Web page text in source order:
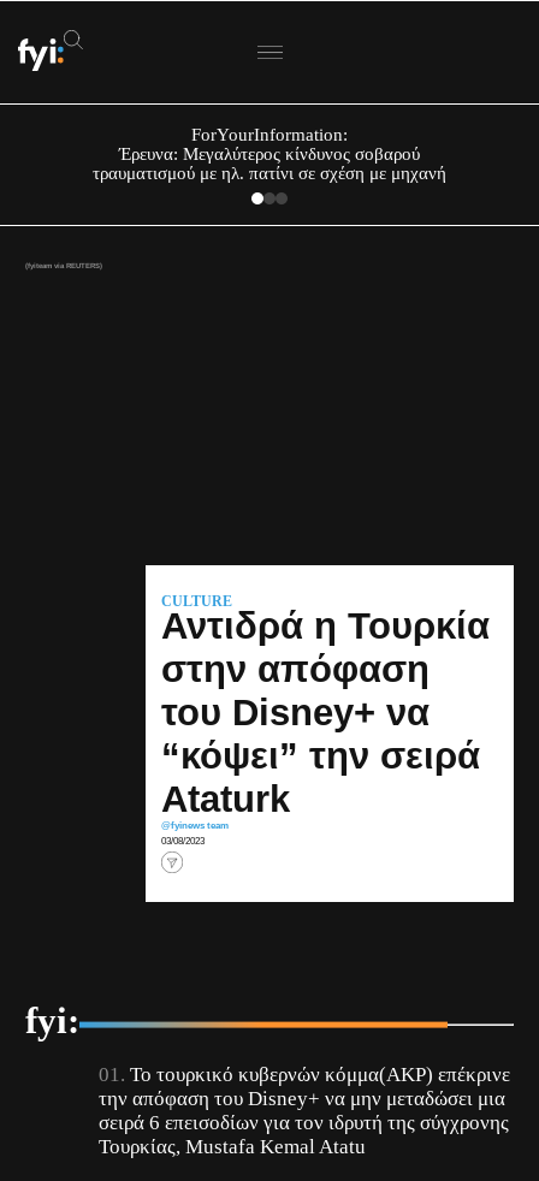
ForYourInformation:
Έρευνα: Μεγαλύτερος κίνδυνος σοβαρού
τραυματισμού με ηλ. πατίνι σε σχέση με μηχανή
(fyiteam via REUTERS)
CULTURE
Αντιδρά η Τουρκία
στην απόφαση
του Disney+ να
“κόψει” την σειρά
Ataturk
@fyinews team
03/08/2023
fyi:
Το τουρκικό κυβερνών κόμμα(AKP) επέκρινε
την απόφαση του Disney+ να μην μεταδώσει μια
σειρά 6 επεισοδίων για τον ιδρυτή της σύγχρονης
Τουρκίας, Mustafa Kemal Atatu